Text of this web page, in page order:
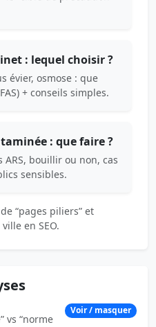
: lequel choisir ?
évier, osmose : que
+ conseils simples.
: que faire ?
ARS, bouillir ou non, cas
sensibles.
“pages piliers” et
en SEO.
vs “norme
Voir / masquer